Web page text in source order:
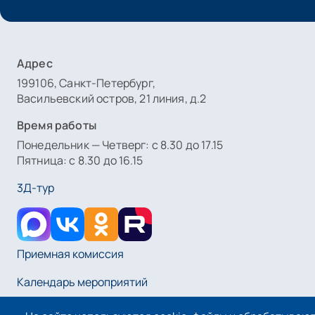
Адрес
199106, Санкт-Петербург,
Васильевский остров, 21 линия, д.2
Время работы
Понедельник — Четверг: с 8.30 до 17.15
Пятница: с 8.30 до 16.15
3Д-тур
Приемная комиссия
Календарь мероприятий